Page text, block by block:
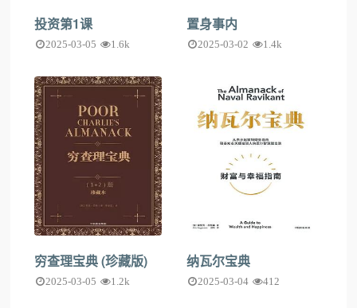
投资第1课
2025-03-05 1.6k
置身事内
2025-03-02 1.4k
穷查理宝典 (珍藏版)
2025-03-05 1.2k
纳瓦尔宝典
2025-03-04 412